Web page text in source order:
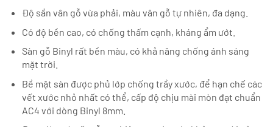
Độ sần vân gỗ vừa phải, màu vân gỗ tự nhiên, đa dạng.
Có độ bền cao, có chống thấm cạnh, kháng ẩm ướt.
Sàn gỗ Binyl rất bền màu, có khả năng chống ánh sáng
mặt trời.
Bề mặt sàn được phủ lớp chống trầy xước, để hạn chế các
vết xước nhỏ nhất có thể, cấp độ chịu mài mòn đạt chuẩn
AC4 với dòng Binyl 8mm.